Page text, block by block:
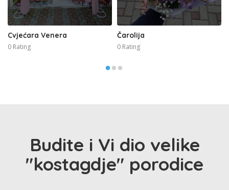
Cvjećara Venera
0 Rating
Čarolija
0 Rating
Budite i Vi dio velike
"kostagdje" porodice